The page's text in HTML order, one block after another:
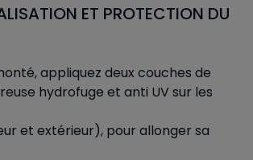
ET PROTECTION DU
appliquez deux couches de
hydrofuge et anti UV sur les
et extérieur), pour allonger sa